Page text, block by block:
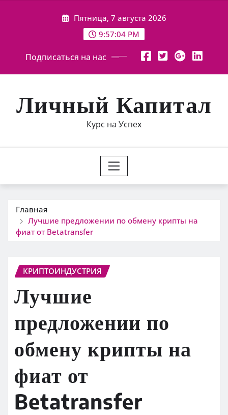
Пятница, 7 августа 2026
9:57:06 PM
Подписаться на нас
Личный Капитал
Курс на Успех
Главная
Лучшие предложении по обмену крипты на
фиат от Betatransfer
КРИПТОИНДУСТРИЯ
Лучшие
предложении по
обмену крипты на
фиат от
Betatransfer